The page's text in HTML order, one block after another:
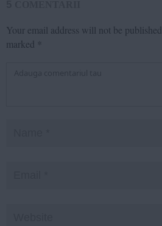
Your email address will not be published.
marked *